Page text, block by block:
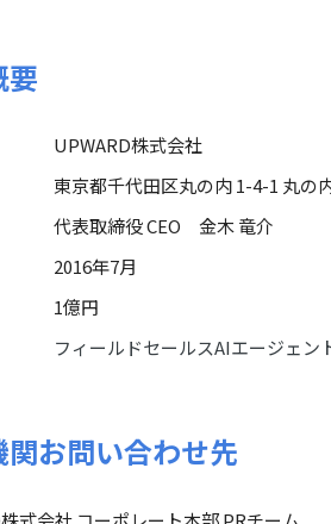
要
UPWARD株式会社
東京都千代田区丸の内 1-4-1 丸の
代表取締役 CEO 金木 竜介
2016年7月
1億円
フィールドセールスAIエージェ
お問い合わせ先